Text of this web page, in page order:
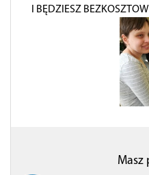
I BĘDZIESZ
Masz